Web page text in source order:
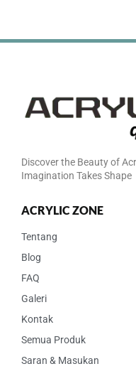
Discover the Beauty of
Imagination Takes Shape
ACRYLIC ZONE
Tentang
Blog
FAQ
Galeri
Kontak
Semua Produk
Saran & Masukan